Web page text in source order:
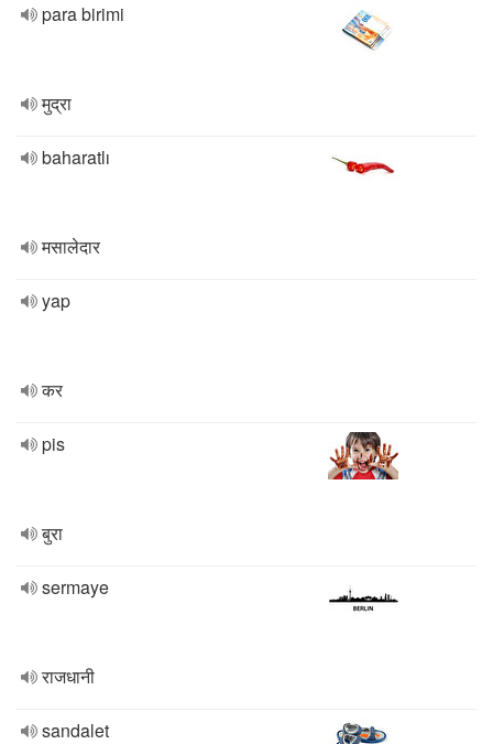
para birimi
मुद्रा
baharatlı
मसालेदार
yap
कर
pis
बुरा
sermaye
राजधानी
sandalet